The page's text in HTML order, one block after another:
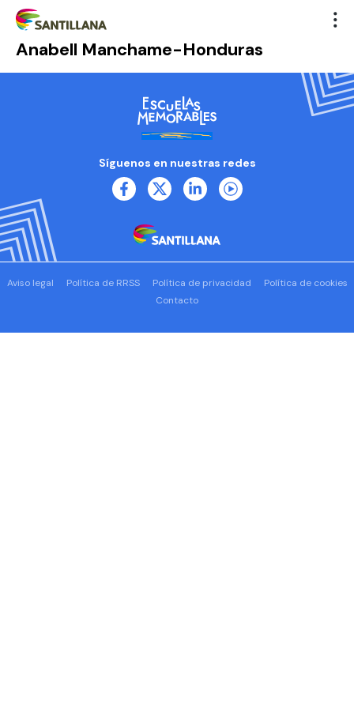
Anabell Manchame-Honduras
Síguenos en nuestras redes
Aviso legal Política de RRSS Política de privacidad
Política de cookies
Contacto